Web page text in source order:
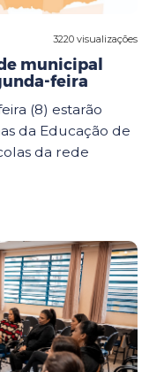
3220 visualizações
municipal
feira
(8) estarão
da Educação de
da rede